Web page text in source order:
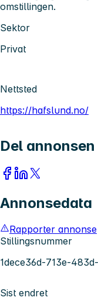
omstillingen.
Sektor
Privat
Nettsted
https://hafslund.no/
Del annonsen
Annonsedata
Rapporter annonse
Stillingsnummer
1dece36d-713e-
Sist endret